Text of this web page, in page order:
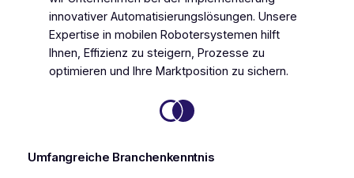
innovativer Automatisierungslösungen. Unsere
Expertise in mobilen Robotersystemen hilft
Ihnen, Effizienz zu steigern, Prozesse zu
optimieren und Ihre Marktposition zu sichern.
Umfangreiche Branchenkenntnis